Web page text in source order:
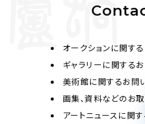
オークションに関す
ギャラリーに関する
美術館に関するお問
画集、資料などのお
アートニュースに関